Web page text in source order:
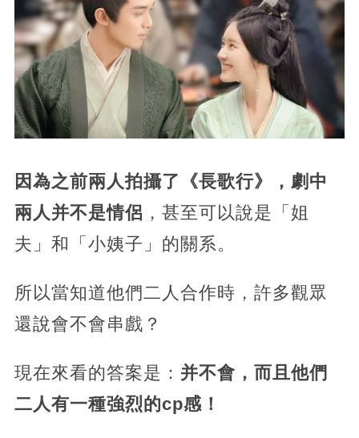
因為之前兩人拍攝了《長歌行》，劇中
兩人并不是情侶 ，甚至可以說是「姐
夫」和「小姨子」的關系。
所以當知道他們二人合作時，許多觀眾
還說會不會串戲？
現在來看的答案是： 并不會，而且他們
二人有一種強烈的cp感！